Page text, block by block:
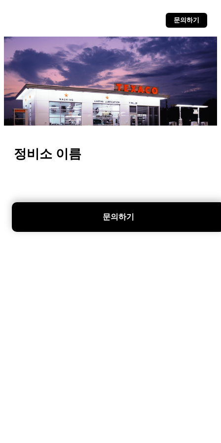
문의하기
정비소 이름
문의하기